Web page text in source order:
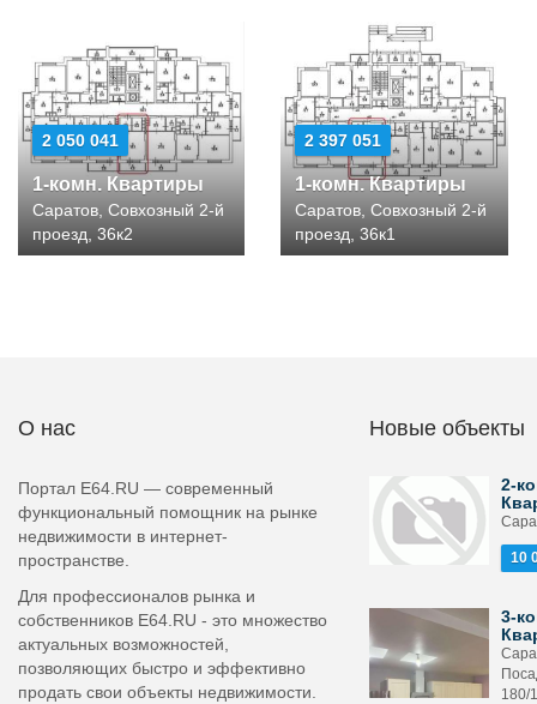
2 050 041
1-комн. Квартиры
Саратов, Совхозный 2-й
проезд, 36к2
2 397 051
1-комн. Квартиры
Саратов, Совхозный 2-й
проезд, 36к1
О нас
Портал E64.RU — современный
функциональный помощник на рынке
недвижимости в интернет-
пространстве.
Для профессионалов рынка и
собственников E64.RU - это множество
актуальных возможностей,
позволяющих быстро и эффективно
продать свои объекты недвижимости.
Новые объекты
2-
10
3-
180/